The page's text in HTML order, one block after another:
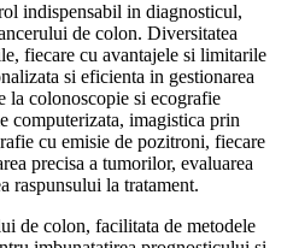
indispensabil in diagnosticul,
de colon. Diversitatea
fiecare cu avantajele si limitarile
si eficienta in gestionarea
la colonoscopie si ecografie
computerizata, imagistica prin
cu emisie de pozitroni, fiecare
precisa a tumorilor, evaluarea
raspunsului la tratament.
de colon, facilitata de metodele